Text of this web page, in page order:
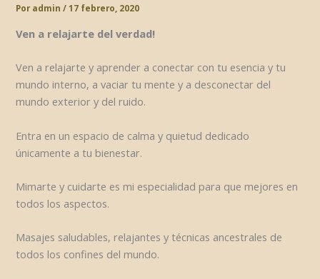
Poradmin/17 febrero, 2020
Ven a relajarte del verdad!
Ven a relajarte y aprender a conectar con tu esencia y tu
mundo interno, a vaciar tu mente y a desconectar del
mundo exterior y del ruido.
Entra en un espacio de calma y quietud dedicado
únicamente a tu bienestar.
Mimarte y cuidarte es mi especialidad para que mejores en
todos los aspectos.
Masajes saludables, relajantes y técnicas ancestrales de
todos los confines del mundo.